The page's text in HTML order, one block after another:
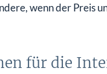
wenn der Preis
für die